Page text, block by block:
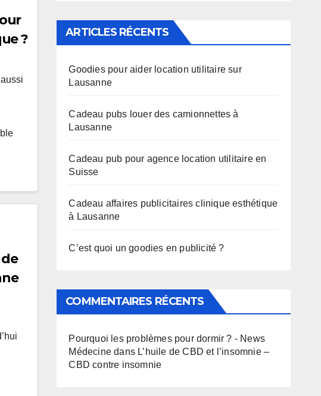
?
ARTICLES RÉCENTS
Goodies pour aider location utilitaire sur
Lausanne
Cadeau pubs louer des camionnettes à
Lausanne
Cadeau pub pour agence location utilitaire en
Suisse
Cadeau affaires publicitaires clinique esthétique
à Lausanne
C’est quoi un goodies en publicité ?
COMMENTAIRES RÉCENTS
Pourquoi les problèmes pour dormir ? - News
Médecinedans L’huile de CBD et l’insomnie –
CBD contre insomnie